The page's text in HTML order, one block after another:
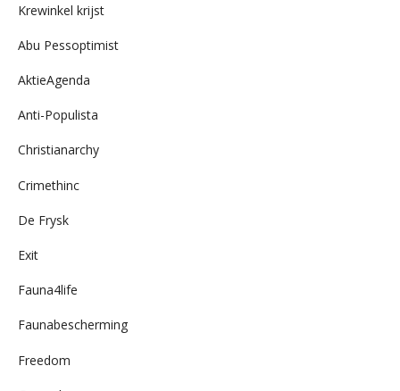
Krewinkel krijst
Abu Pessoptimist
AktieAgenda
Anti-Populista
Christianarchy
Crimethinc
De Frysk
Exit
Fauna4life
Faunabescherming
Freedom